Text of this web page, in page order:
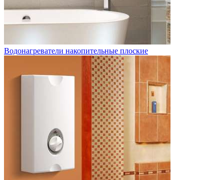
Водонагреватели накопительные плоские